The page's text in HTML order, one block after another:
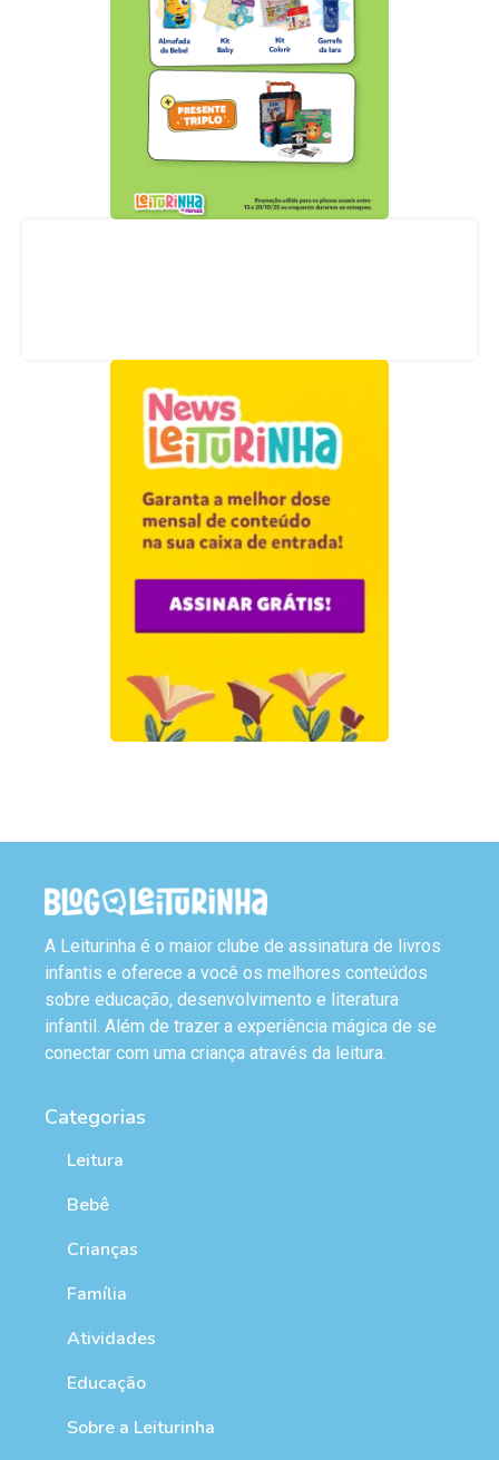
A Leiturinha é o maior clube de assinatura de livros
infantis e oferece a você os melhores conteúdos
sobre educação, desenvolvimento e literatura
infantil. Além de trazer a experiência mágica de se
conectar com uma criança através da leitura.
Categorias
Leitura
Bebê
Crianças
Família
Atividades
Educação
Sobre a Leiturinha